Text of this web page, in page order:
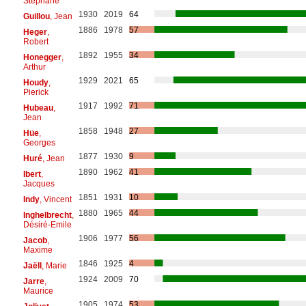
Guillou, Jean 1930 2019
64
Heger,
Robert
1886 1978 57
Honegger,
Arthur
1892 1955 34
Houdy,
Pierick
1929 2021 65
Hubeau,
Jean
1917 1992 71
Hüe,
Georges
1858 1948 27
Huré, Jean 1877 1930
9
Ibert,
Jacques
1890 1962 41
Indy, Vincent 1851 1931
10
Inghelbrecht,
Désiré-Emile
1880 1965 44
Jacob,
Maxime
1906 1977 56
Jaëll, Marie 1846 1925
4
Jarre,
Maurice
1924 2009 70